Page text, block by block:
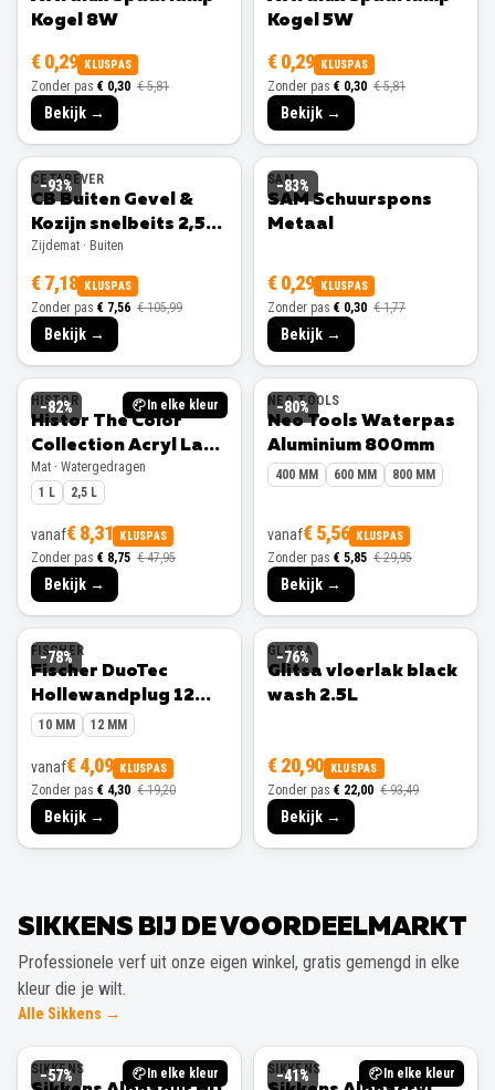
Kogel 8W
€ 0,29 KLUSPAS
Zonder pas € 0,30 € 5,81
Bekijk →
Kogel 5W
€ 0,29 KLUSPAS
Zonder pas € 0,30 € 5,81
Bekijk →
−93%
CETABEVER
CB Buiten Gevel &
Kozijn snelbeits 2,5L
Ral 9001 Zijdemat
Zijdemat · Buiten
€ 7,18 KLUSPAS
Zonder pas € 7,56 € 105,99
Bekijk →
−83%
SAM
SAM Schuurspons
Metaal
€ 0,29 KLUSPAS
Zonder pas € 0,30 € 1,77
Bekijk →
−82% In elke kleur
HISTOR
Histor The Color
Collection Acryl Lak
Mat
Mat · Watergedragen
1 L
2,5 L
vanaf€ 8,31 KLUSPAS
Zonder pas € 8,75 € 47,95
Bekijk →
−80%
NEO TOOLS
Neo Tools Waterpas
Aluminium 800mm
400 MM 600 MM 800 MM
vanaf€ 5,56 KLUSPAS
Zonder pas € 5,85 € 29,95
Bekijk →
−78%
FISCHER
Fischer DuoTec
Hollewandplug 12
mm 10 stuks
10 MM 12 MM
vanaf€ 4,09 KLUSPAS
Zonder pas € 4,30 € 19,20
Bekijk →
−76%
GLITSA
Glitsa vloerlak black
wash 2.5L
€ 20,90 KLUSPAS
Zonder pas € 22,00 € 93,49
Bekijk →
SIKKENS BIJ DE VOORDEELMARKT
Professionele verf uit onze eigen winkel, gratis gemengd in elke
kleur die je wilt.
Alle Sikkens →
−57% In elke kleur
SIKKENS −41% In elke kleur
SIKKENS